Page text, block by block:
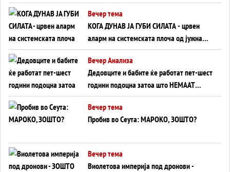
Вечер тема
КОГА ДУНАВ ЈА ГУБИ СИЛАТА - црвен
аларм на системската плоча од јужна
Германија до Црното Море...
Вечер Анализа
Дедовците и бабите ќе работат пет-шест
години подоцна затоа што НЕМААТ
ВНУЦИ ДА ГИ ЗАМЕНАТ
Вечер тема
Пробив во Сеута: МАРОКО, ЗОШТО?
Вечер тема
Виолетова империја под дронови -